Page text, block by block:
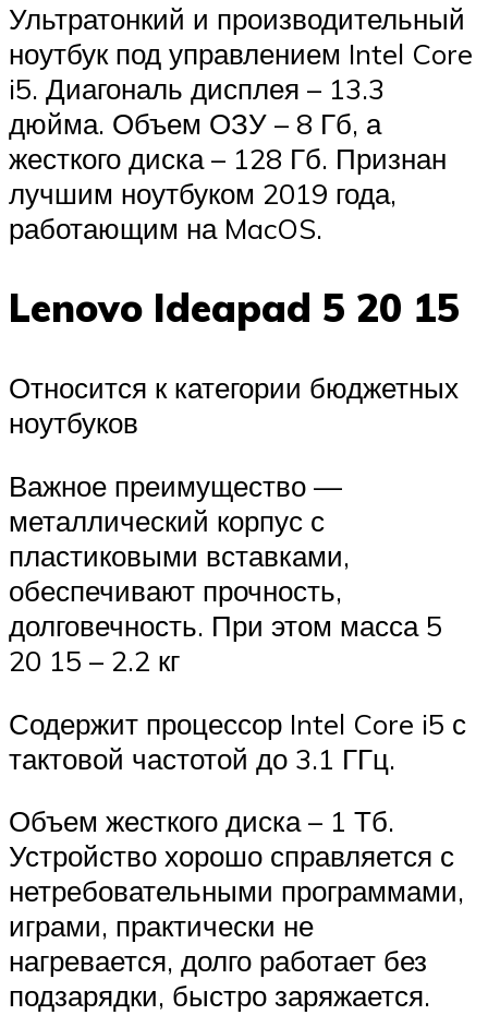
Ультратонкий и производительный
ноутбук под управлением Intel Core
i5. Диагональ дисплея – 13.3
дюйма. Объем ОЗУ – 8 Гб, а
жесткого диска – 128 Гб. Признан
лучшим ноутбуком 2019 года,
работающим на MacOS.
Lenovo Ideapad 5 20 15
Относится к категории бюджетных
ноутбуков
Важное преимущество —
металлический корпус с
пластиковыми вставками,
обеспечивают прочность,
долговечность. При этом масса 5
20 15 – 2.2 кг
Содержит процессор Intel Core i5 с
тактовой частотой до 3.1 ГГц.
Объем жесткого диска – 1 Тб.
Устройство хорошо справляется с
нетребовательными программами,
играми, практически не
нагревается, долго работает без
подзарядки, быстро заряжается.